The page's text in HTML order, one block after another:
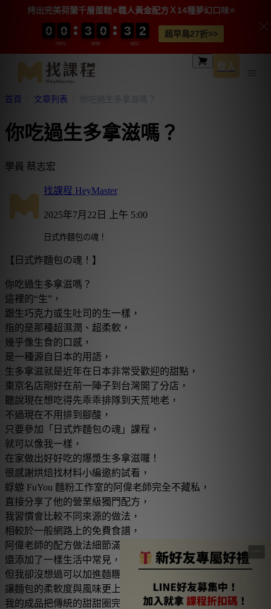
登入
首頁 文章列表 你吃過生多拿滋嗎？
你吃過生多拿滋嗎？
學員 蔡志宏
找課程 HeyMaster
2025年7月22日 上午 5:00
日式炸麵包の魂！
【 日式炸麵包の魂！ 】
你吃過生多拿滋嗎？
這裡的“生”，
跟生巧克力或生吐司的生一樣，
指的是那種超濕潤、超柔軟，
幾乎像生食的口感，
是一種源自日本的用語，
生多拿滋就是近年在日本非常受歡迎的甜點，
東京名店剛好在前一陣子到台灣開了分店，
聽說現在想吃得先乖乖排隊到天荒地老，
不過現在不用排到腳酸，
只要參加「日式炸麵包の魂」課程，
就可以像我一樣，
在家做出好好吃的爆漿生多拿滋囉！
很感謝烘焙找材料小編邀約試看，
蜉蝣 FuYou 麵粉工作室的阿偉老師完全不藏私，
直接分享了他的營業級獨門配方，
我習慣會比較不同來源的做法，
相較於一般網路上的免費食譜，
阿偉老師的配方做法細節滿滿，
還添加了一樣生活中常見，
但我卻沒想過可以加進麵糰的食材，
讓麵包的柔軟度與風味更上層樓，
我的成品把傳統的甜甜圈完全比下去了！
烤出完美荷蘭千層蛋糕⭐️職人黃金配方Ｘ14種夢幻口味⭐️
HRS
0
0
0
0 0
0
0
0
MIN
3
3
3
3 0
0
0
0
SEC
3
3
3
3 0
0
1
1
1
1 超早鳥27折>>